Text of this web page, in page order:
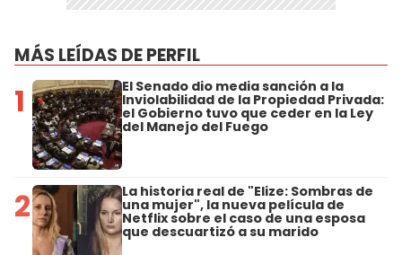
MÁS LEÍDAS DE PERFIL
1 El Senado dio media sanción a la
Inviolabilidad de la Propiedad Privada:
el Gobierno tuvo que ceder en la Ley
del Manejo del Fuego
2 La historia real de "Elize: Sombras de
una mujer", la nueva película de
Netflix sobre el caso de una esposa
que descuartizó a su marido